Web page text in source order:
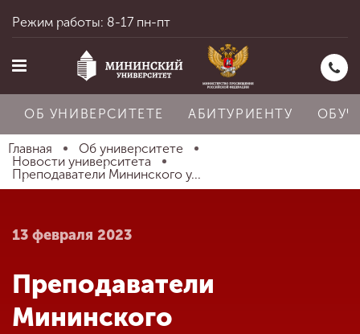
Главная
Абитуриенту
Режим работы: 8-17 пн-пт
ОБ УНИВЕРСИТЕТЕ АБИТУРИЕНТУ
Главная
Об университете
Новости университета
Преподаватели Мининского у...
13 февраля 2023
Преподаватели
Мининского